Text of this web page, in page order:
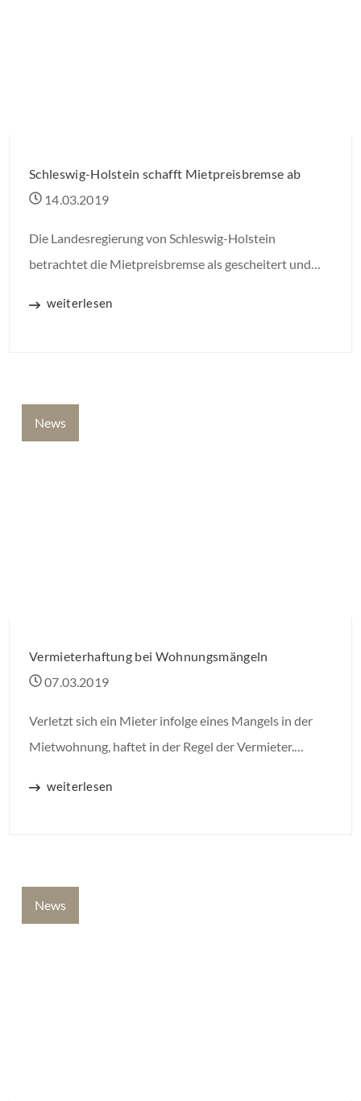
Schleswig-Holstein schafft Mietpreisbremse ab
14.03.2019
Die Landesregierung von Schleswig-Holstein
betrachtet die Mietpreisbremse als gescheitert und
weiterlesen
News
Vermieterhaftung bei Wohnungsmängeln
07.03.2019
Verletzt sich ein Mieter infolge eines Mangels in der
Mietwohnung, haftet in der Regel der Vermieter.
weiterlesen
News